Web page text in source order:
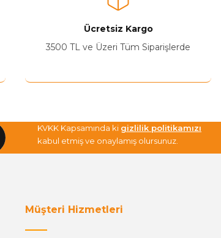
Ücretsiz Kargo
3500 TL ve Üzeri Tüm Siparişlerde
KVKK Kapsamında ki gizlilik politikamızı
kabul etmiş ve onaylamış olursunuz.
Müşteri Hizmetleri